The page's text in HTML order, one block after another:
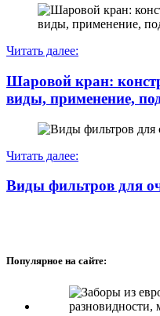
Читать далее:
Шаровой кран:
виды, применение,
Читать далее:
Виды фильтров для
Популярное на сайте: